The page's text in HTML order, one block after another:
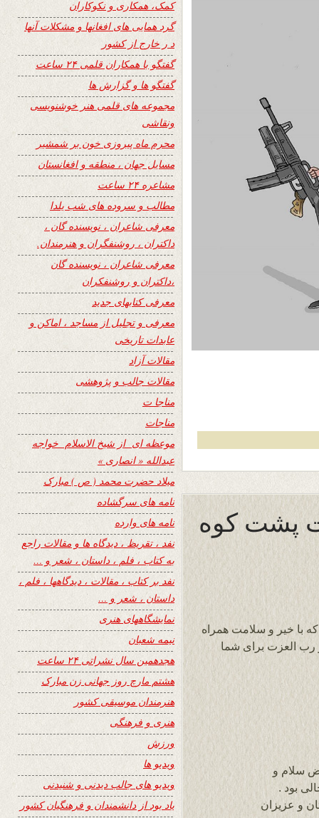
پشت کوه
خیر و سلامت همراه
رب العزت برای شما
سلام و
بود .
و عزیزان
کمک، همکاری و نکوکاران
گرد همایی های افغانها و مشکلات آنها
د ر خارج از کشور
گفتگو با همکاران قلمی ۲۴ ساعت
گفتگو ها و گزارش ها
مجموعه های قلمی هنر خوشنویسی
ونقاشی
محرم ماه پیروزی خون بر شمشیر
مسایل جهان ، منطقه و افغانستان
مشاعره ۲۴ ساعت
مطالب و سروده های شب یلدا
معرفی شاعران ، نویسنده گان ،
داکتران ، روشنفگران و هنرمندان.
معرفی شاعران ، نویسنده گان
،داکتران و روشنفکران
معرفی کتابهای جدید
معرفی و تجلیل از مساجد ، اماکن و
عابدات تاریخی
مقالات آزاد
مقالات جالب و پژوهشی
مناجا ت
مناجات
موعظه ای از شیخ الاسلام خواجه
عبدالله « انصاری »
میلاد حضرت محمد ( ص ) مبارک
نامه های سرگشاده
نامه های وارده
نفد ، تقریظ ، دیدگاه ها و مقالات راجع
به کتاب ، فلم ، داستان ، شعر و …
نفد بر کتاب ، مقالات ، دیدگاهها ، فلم ،
داستان ، شعر و …
نمایشگاههای هنری
نیمه شعبان
هجدهمین سال نشراتی ۲۴ ساعت
هشتم مارچ روز جهانی زن مبارک
هنرمندان موسیقی کشور
هنری و فرهنگی
ورزش
ویدیو ها
ویدیو های جالب دیدنی و شنیدنی
یاد بود از دانشمندان و فرهنگیان کشور